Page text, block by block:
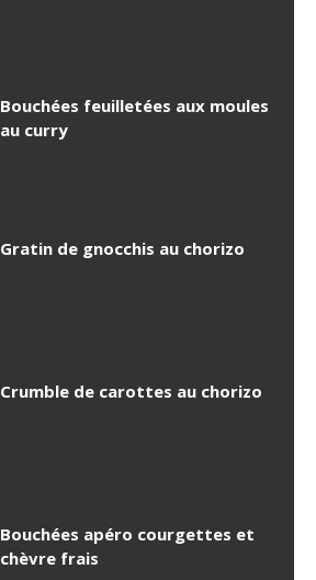
Bouchées feuilletées aux moules
au curry
Gratin de gnocchis au chorizo
Crumble de carottes au chorizo
Bouchées apéro courgettes et
chèvre frais